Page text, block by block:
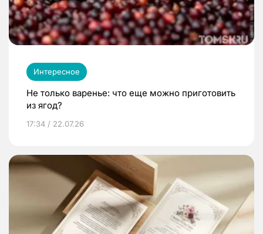
Интересное
Не только варенье: что еще можно приготовить
из ягод?
17:34 / 22.07.26